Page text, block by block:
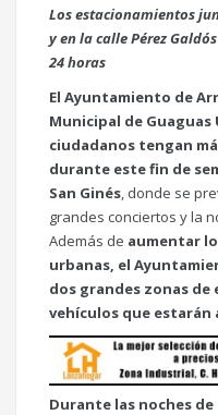
Los estacionamientos
y en la calle Pérez
24 horas
El Ayuntamiento de
Municipal de
ciudadanos tengan
durante este fin de
San Ginés, donde se
grandes conciertos y la
Además de aumentar
urbanas, el
dos grandes zonas
vehículos que estarán
Durante las noches